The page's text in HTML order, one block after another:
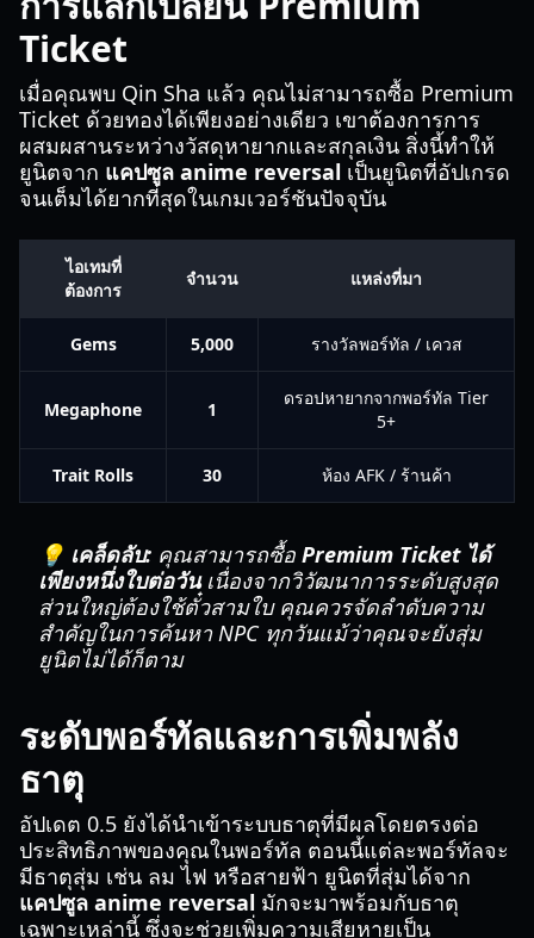
Ticket
เมื่อคุณพบ Qin Sha แล้ว คุณไม่สามารถซื้อ Premium
Ticket ด้วยทองได้เพียงอย่างเดียว เขาต้องการการ
ผสมผสานระหว่างวัสดุหายากและสกุลเงิน สิ่งนี้ทำให้
ยูนิตจาก แคปซูล anime reversal เป็นยูนิตที่อัปเกรด
จนเต็มได้ยากที่สุดในเกมเวอร์ชันปัจจุบัน
ไอเทมที่
ต้องการ
จำนวน แหล่งที่มา
Gems 5,000 รางวัลพอร์ทัล / เควส
Megaphone 1
ดรอปหายากจากพอร์ทัล Tier
5+
Trait Rolls 30 ห้อง AFK / ร้านค้า
💡 เคล็ดลับ: คุณสามารถซื้อ Premium Ticket ได้
เพียงหนึ่งใบต่อวันเนื่องจากวิวัฒนาการระดับสูงสุด
ส่วนใหญ่ต้องใช้ตั๋วสามใบ คุณควรจัดลำดับความ
สำคัญในการค้นหา NPC ทุกวันแม้ว่าคุณจะยังสุ่ม
ยูนิตไม่ได้ก็ตาม
ระดับพอร์ทัลและการเพิ่มพลัง
ธาตุ
อัปเดต 0.5 ยังได้นำเข้าระบบธาตุที่มีผลโดยตรงต่อ
ประสิทธิภาพของคุณในพอร์ทัล ตอนนี้แต่ละพอร์ทัลจะ
มีธาตุสุ่ม เช่น ลม ไฟ หรือสายฟ้า ยูนิตที่สุ่มได้จาก
แคปซูล anime reversal มักจะมาพร้อมกับธาตุ
เฉพาะเหล่านี้ ซึ่งจะช่วยเพิ่มความเสียหายเป็น